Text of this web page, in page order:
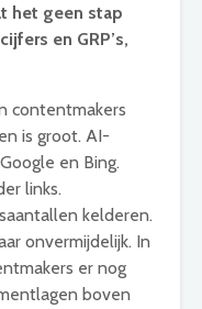
het geen stap
en GRP’s,
contentmakers
is groot. AI-
en Bing.
links.
kelderen.
onvermijdelijk. In
er nog
boven